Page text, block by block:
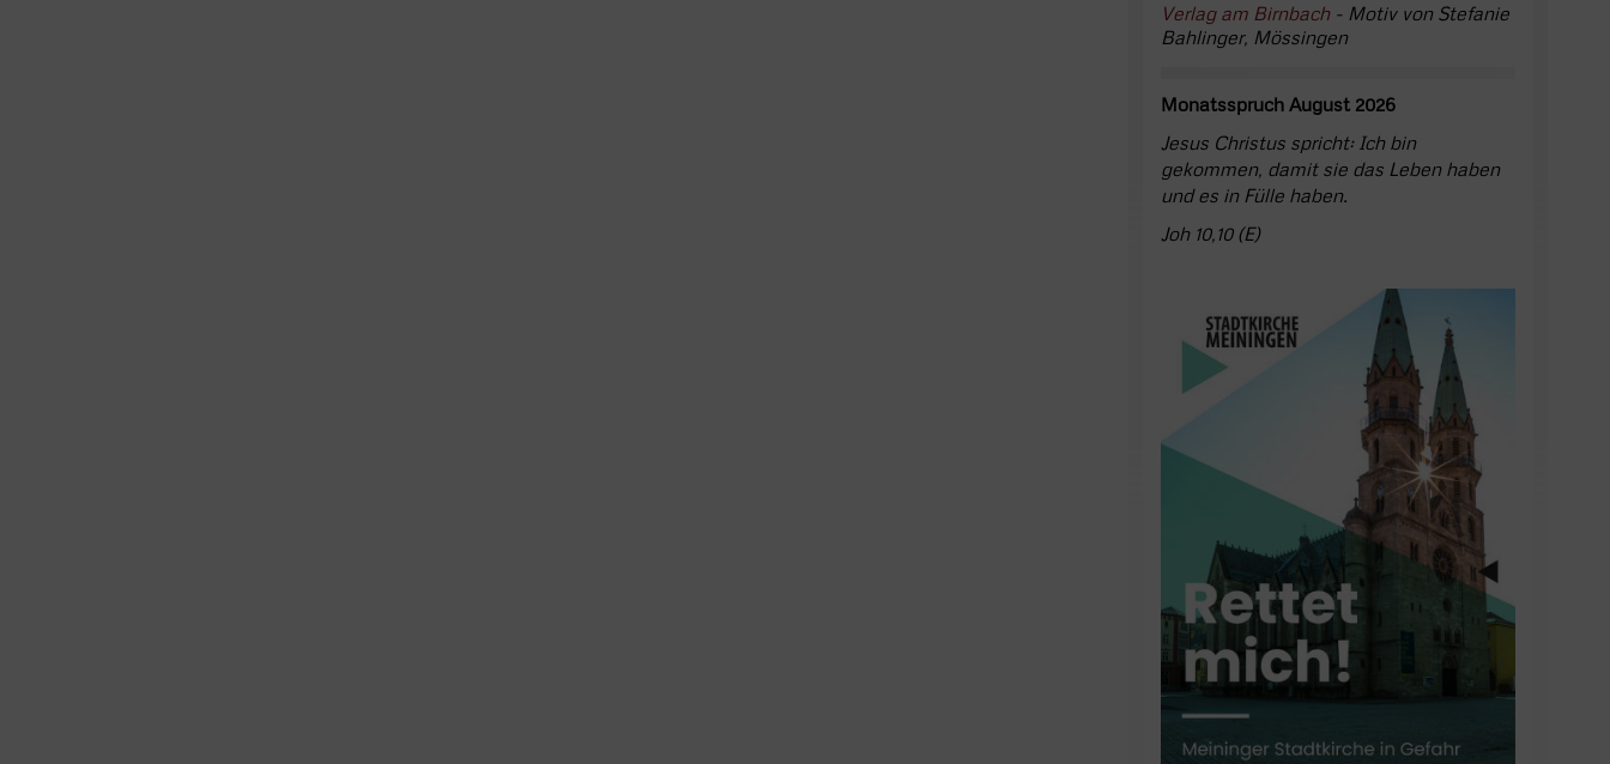
Verlag am Birnbach- Motiv von Stefanie
Bahlinger, Mössingen
Monatsspruch August 2026
Jesus Christus spricht: Ich bin
gekommen, damit sie das Leben haben
und es in Fülle haben.
Joh 10,10 (E)